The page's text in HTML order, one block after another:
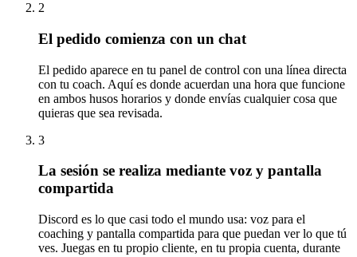
2
El pedido comienza con un chat
El pedido aparece en tu panel de control con una línea directa
con tu coach. Aquí es donde acuerdan una hora que funcione
en ambos husos horarios y donde envías cualquier cosa que
quieras que sea revisada.
3
La sesión se realiza mediante voz y pantalla
compartida
Discord es lo que casi todo el mundo usa: voz para el
coaching y pantalla compartida para que puedan ver lo que tú
ves. Juegas en tu propio cliente, en tu propia cuenta, durante